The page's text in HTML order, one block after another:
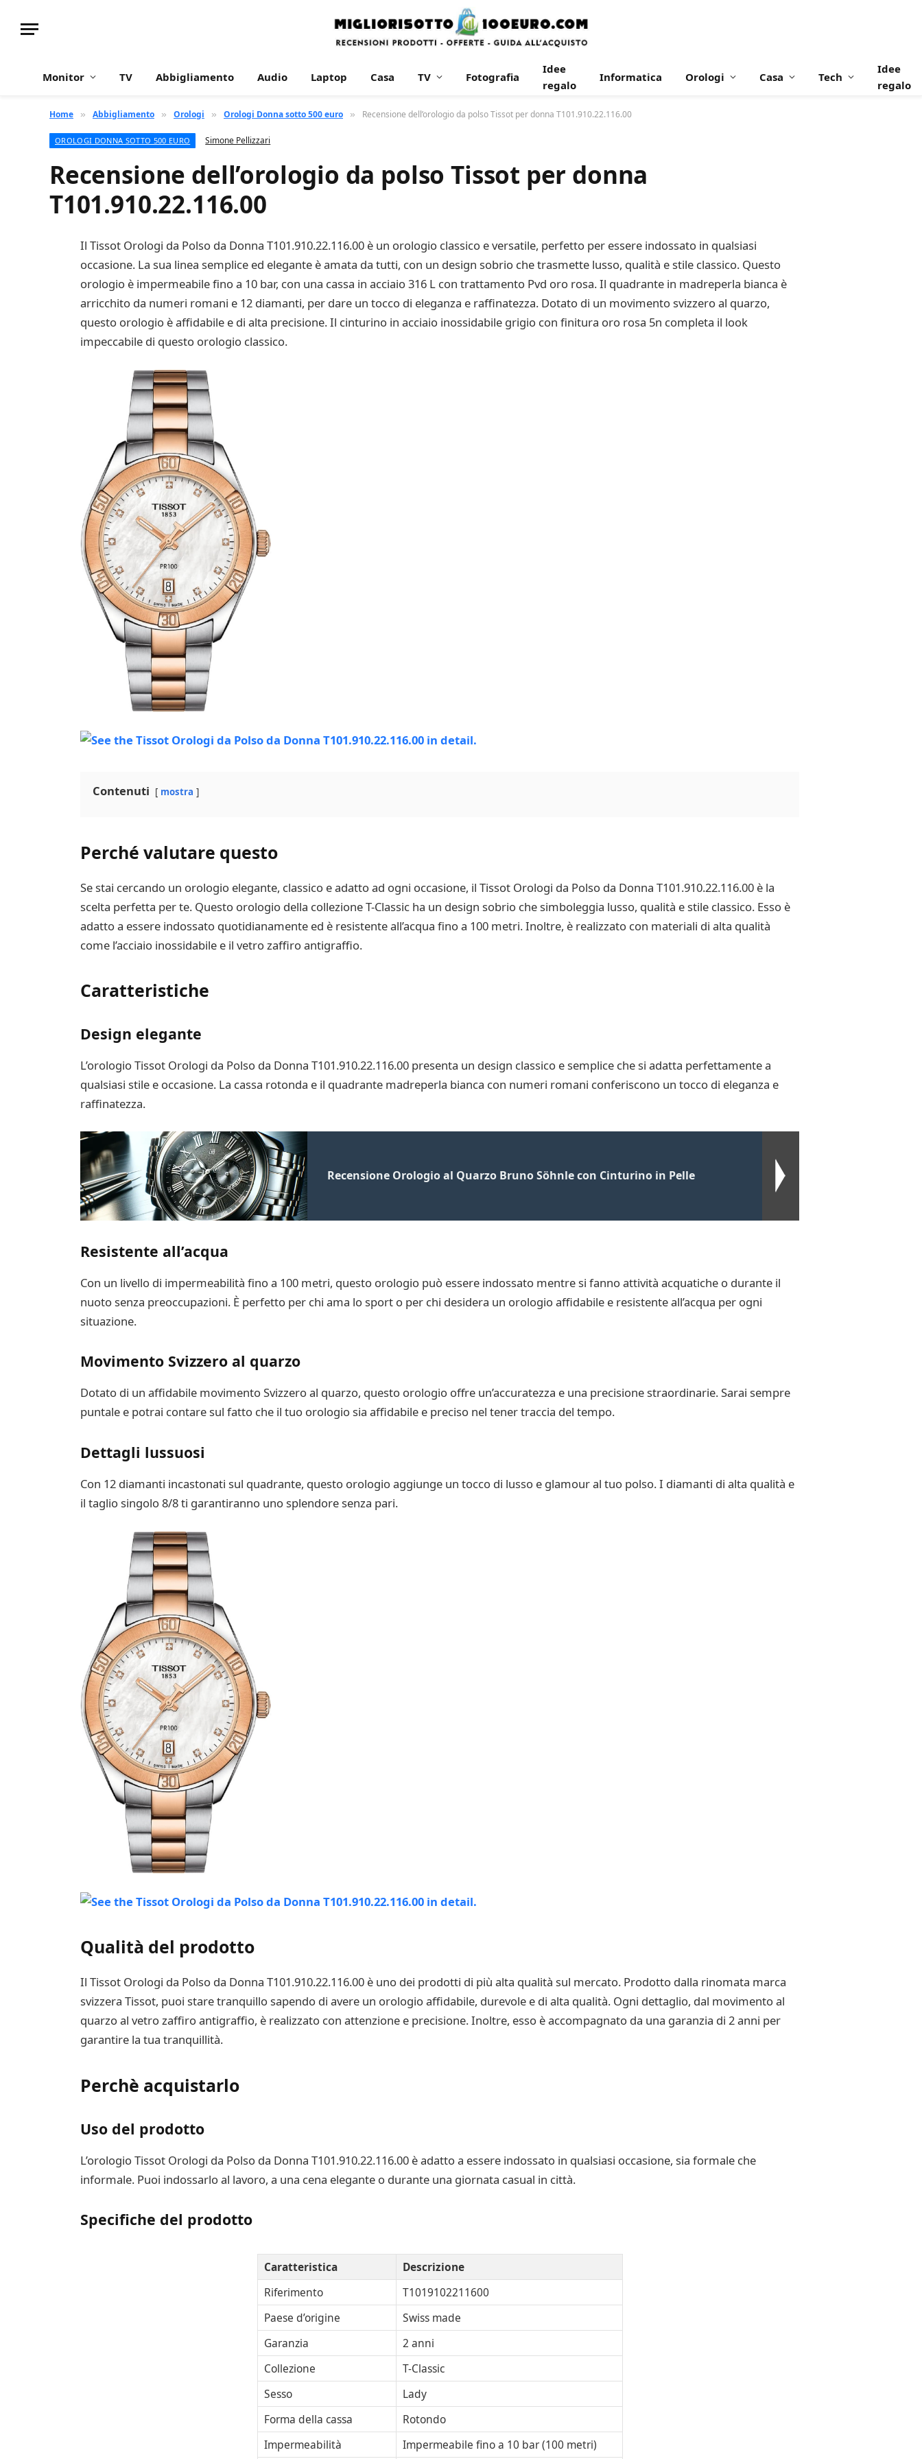
Monitor TV Abbigliamento Audio Laptop Casa TV Fotografia
Idee
regalo
Informatica Orologi Casa Tech
Idee
regalo
Home » Abbigliamento » Orologi » Orologi Donna sotto 500 euro » Recensione dell’orologio da polso Tissot per donna T101.910.22.116.00
OROLOGI DONNA SOTTO 500 EURO Simone Pellizzari
Recensione dell’orologio da polso Tissot per donna
T101.910.22.116.00
Il Tissot Orologi da Polso da Donna T101.910.22.116.00 è un orologio classico e versatile, perfetto per essere indossato in qualsiasi
occasione. La sua linea semplice ed elegante è amata da tutti, con un design sobrio che trasmette lusso, qualità e stile classico. Questo
orologio è impermeabile fino a 10 bar, con una cassa in acciaio 316 L con trattamento Pvd oro rosa. Il quadrante in madreperla bianca è
arricchito da numeri romani e 12 diamanti, per dare un tocco di eleganza e raffinatezza. Dotato di un movimento svizzero al quarzo,
questo orologio è affidabile e di alta precisione. Il cinturino in acciaio inossidabile grigio con finitura oro rosa 5n completa il look
impeccabile di questo orologio classico.
Contenuti mostra
Perché valutare questo
Se stai cercando un orologio elegante, classico e adatto ad ogni occasione, il Tissot Orologi da Polso da Donna T101.910.22.116.00 è la
scelta perfetta per te. Questo orologio della collezione T-Classic ha un design sobrio che simboleggia lusso, qualità e stile classico. Esso è
adatto a essere indossato quotidianamente ed è resistente all’acqua fino a 100 metri. Inoltre, è realizzato con materiali di alta qualità
come l’acciaio inossidabile e il vetro zaffiro antigraffio.
Caratteristiche
Design elegante
L’orologio Tissot Orologi da Polso da Donna T101.910.22.116.00 presenta un design classico e semplice che si adatta perfettamente a
qualsiasi stile e occasione. La cassa rotonda e il quadrante madreperla bianca con numeri romani conferiscono un tocco di eleganza e
raffinatezza.
Recensione Orologio al Quarzo Bruno Söhnle con Cinturino in Pelle
Resistente all’acqua
Con un livello di impermeabilità fino a 100 metri, questo orologio può essere indossato mentre si fanno attività acquatiche o durante il
nuoto senza preoccupazioni. È perfetto per chi ama lo sport o per chi desidera un orologio affidabile e resistente all’acqua per ogni
situazione.
Movimento Svizzero al quarzo
Dotato di un affidabile movimento Svizzero al quarzo, questo orologio offre un’accuratezza e una precisione straordinarie. Sarai sempre
puntale e potrai contare sul fatto che il tuo orologio sia affidabile e preciso nel tener traccia del tempo.
Dettagli lussuosi
Con 12 diamanti incastonati sul quadrante, questo orologio aggiunge un tocco di lusso e glamour al tuo polso. I diamanti di alta qualità e
il taglio singolo 8/8 ti garantiranno uno splendore senza pari.
Qualità del prodotto
Il Tissot Orologi da Polso da Donna T101.910.22.116.00 è uno dei prodotti di più alta qualità sul mercato. Prodotto dalla rinomata marca
svizzera Tissot, puoi stare tranquillo sapendo di avere un orologio affidabile, durevole e di alta qualità. Ogni dettaglio, dal movimento al
quarzo al vetro zaffiro antigraffio, è realizzato con attenzione e precisione. Inoltre, esso è accompagnato da una garanzia di 2 anni per
garantire la tua tranquillità.
Perchè acquistarlo
Uso del prodotto
L’orologio Tissot Orologi da Polso da Donna T101.910.22.116.00 è adatto a essere indossato in qualsiasi occasione, sia formale che
informale. Puoi indossarlo al lavoro, a una cena elegante o durante una giornata casual in città.
Specifiche del prodotto
Caratteristica
Descrizione
Riferimento
T1019102211600
Paese d’origine
Swiss made
Garanzia
2 anni
Collezione
T-Classic
Sesso
Lady
Forma della cassa
Rotondo
Impermeabilità
Impermeabile fino a 10 bar (100 metri)